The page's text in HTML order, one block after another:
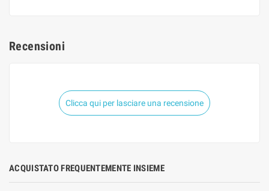
Recensioni
Clicca qui per lasciare una recensione
ACQUISTATO FREQUENTEMENTE INSIEME